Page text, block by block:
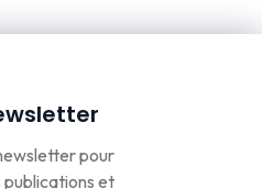
pour
publications et